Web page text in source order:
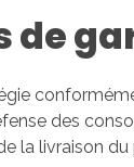
de
des
la livraison